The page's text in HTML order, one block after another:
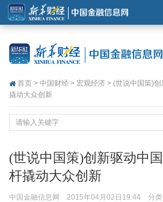
首页 > 中国财经 > 宏观经济 > (世说中国策)
撬动大众创新
(世说中国策)创新驱动中
杆撬动大众创新
中国金融信息网 2015年04月02日19:44 分类